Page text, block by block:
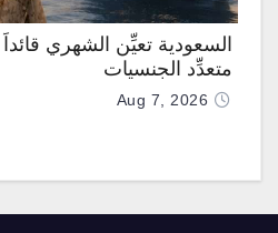
السعودية تعيِّن الشهري
متعدِّد الجنسيات
Aug 7, 2026